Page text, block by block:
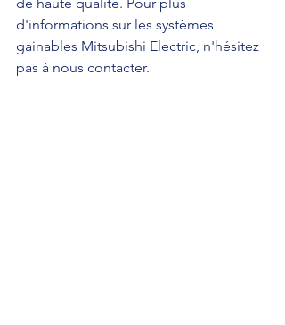
d'informations sur les systèmes
gainables Mitsubishi Electric, n'hésitez
pas à nous contacter.